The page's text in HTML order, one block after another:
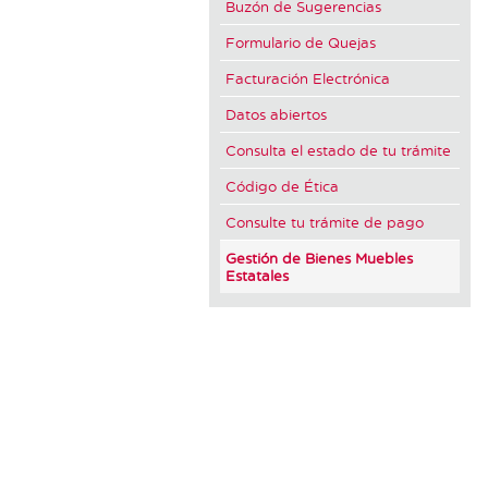
Buzón de Sugerencias
Formulario de Quejas
Facturación Electrónica
Datos abiertos
Consulta el estado de tu trámite
Código de Ética
Consulte tu trámite de pago
Gestión de Bienes Muebles
Estatales